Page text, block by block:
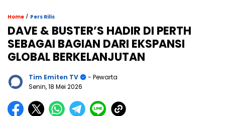
Home / Pers Rilis
DAVE & BUSTER’S HADIR DI PERTH
SEBAGAI BAGIAN DARI EKSPANSI
GLOBAL BERKELANJUTAN
Tim Emiten TV
- Pewarta
Senin, 18 Mei 2026